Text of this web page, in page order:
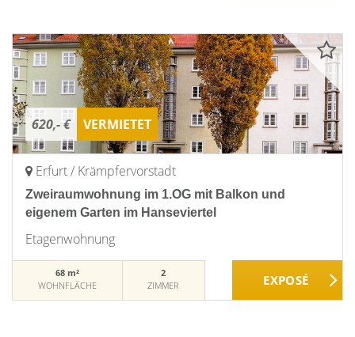
620,- € VERMIETET
Erfurt / Krämpfervorstadt
Zweiraumwohnung im 1.OG mit Balkon und
eigenem Garten im Hanseviertel
Etagenwohnung
68 m²
WOHNFLÄCHE
2
ZIMMER